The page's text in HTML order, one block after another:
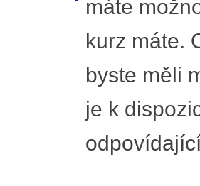
máte
kurz máte.
byste měli
je k